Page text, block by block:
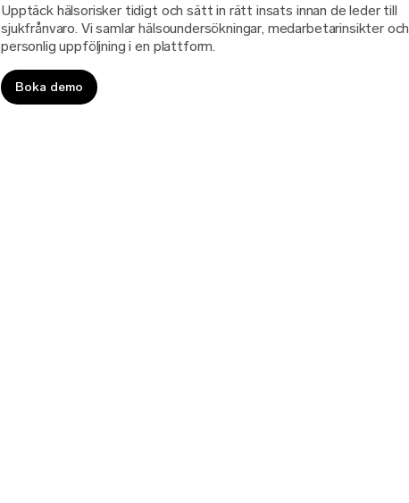
Upptäck hälsorisker tidigt och sätt in rätt insats innan de leder till
sjukfrånvaro. Vi samlar hälsoundersökningar, medarbetarinsikter och
personlig uppföljning i en plattform.
Boka demo